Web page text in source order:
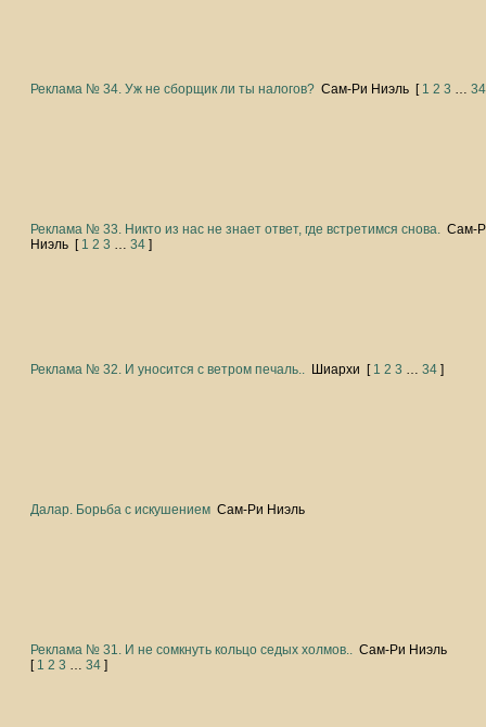
Реклама № 34. Уж не сборщик ли ты налогов? Сам-Ри Ниэль [ 1 2 3 … 34
Реклама № 33. Никто из нас не знает ответ, где встретимся снова. Сам-
Ниэль [ 1 2 3 … 34 ]
Реклама № 32. И уносится с ветром печаль.. Шиархи [ 1 2 3 … 34 ]
Далар. Борьба с искушением Сам-Ри Ниэль
Реклама № 31. И не сомкнуть кольцо седых холмов.. Сам-Ри Ниэль
[ 1 2 3 … 34 ]